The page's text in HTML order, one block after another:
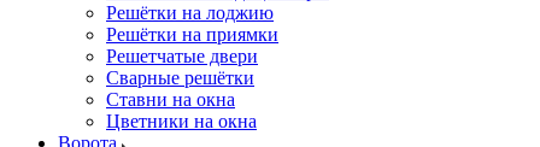
Решётки на лоджию
Решётки на приямки
Решетчатые двери
Сварные решётки
Ставни на окна
Цветники на окна
Ворота